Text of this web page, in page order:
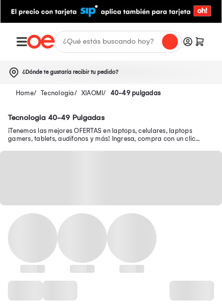
¿Dónde te gustaría recibir tu pedido?
Tecnologia XIAOMI 40-49 pulgadas
Tecnologia 40-49 Pulgadas
¡Tenemos las mejores OFERTAS en laptops, celulares, laptops
gamers, tablets, audífonos y más! Ingresa, compra con un clic